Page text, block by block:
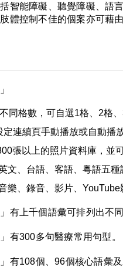
智能障礙、聽覺障礙、語
體控制不佳的個案亦可藉
同格數，可自選1格、2格
定連續頁手動播放或自動播放
張以上的照片資料庫，並
文、台語、客語、粵語五種
樂、錄音、影片、YouTube
」有上千個語彙可排列出不
有300多句醫療常用句型。
」有108個、96個核心語彙